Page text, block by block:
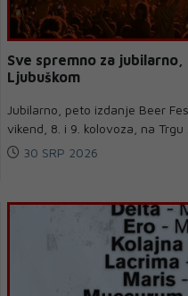
Sve spremno za
Ljubuškom
Jubilarno, peto izdanje Beer
vikend, 8. i 9. kolovoza, na Trgu
30 SRP 2026